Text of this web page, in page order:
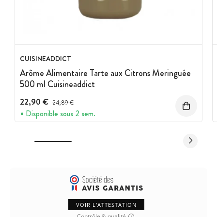
CUISINEADDICT
Arôme Alimentaire Tarte aux Citrons Meringuée
500 ml Cuisineaddict
22,90 € Prix avant réduction :
24,89 €
Disponible sous 2 sem.
VOIR L'ATTESTATION